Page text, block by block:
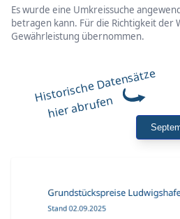
Es wurde eine Umkreissuche
betragen kann. Für die Richtigkeit der
Gewährleistung übernommen.
Historische Datensätze
hier abrufen